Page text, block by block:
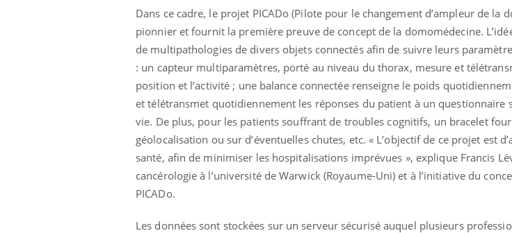
Dans ce cadre, le projet PICADo (Pilote pour le changement d’ampleur de la
pionnier et fournit la première preuve de concept de la domomédecine.
de multipathologies de divers objets connectés afin de suivre leurs
: un capteur multiparamètres, porté au niveau du thorax, mesure et
position et l’activité ; une balance connectée renseigne le poids
et télétransmet quotidiennement les réponses du patient à un questionnaire
vie. De plus, pour les patients souffrant de troubles cognitifs, un bracelet
géolocalisation ou sur d’éventuelles chutes, etc. « L’objectif de ce projet est
santé, afin de minimiser les hospitalisations imprévues », explique Francis
cancérologie à l’université de Warwick (Royaume-Uni) et à l’initiative du
PICADo.
Les données sont stockées sur un serveur sécurisé auquel plusieurs